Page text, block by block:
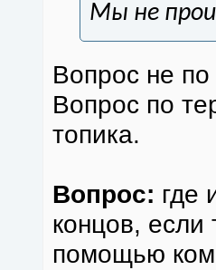
Мы не
Вопрос не по
Вопрос по
топика.
Вопрос: где
концов, если
помощью